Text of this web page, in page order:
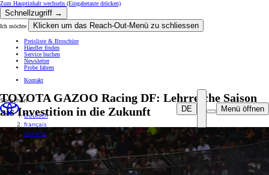
Zum Hauptinhalt wechseln (Eingabetaste drücken)
Schnellzugriff →
Ich möchte Klicken um das Reach-Out-Menü zu schliessen
Preisliste & Broschüre
Händler finden
Service buchen
Newsletter
Probe fahren
Kontakt
DE
Sprachen
Deutsch
français
italiano
Menü öffnen
TOYOTA GAZOO Racing DF: Lehrreiche Saison
als Investition in die Zukunft